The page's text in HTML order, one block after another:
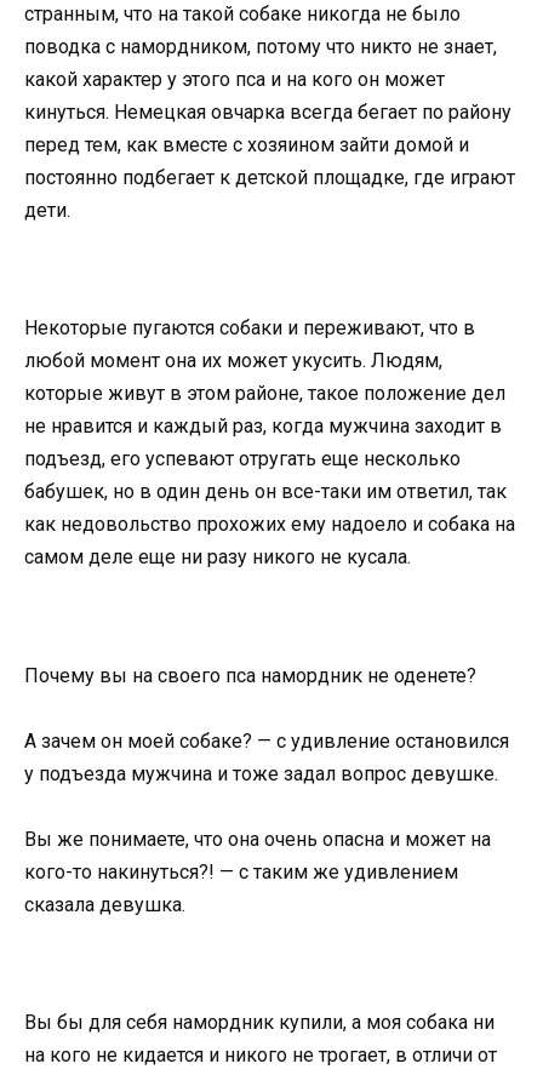
странным, что на такой собаке никогда не было
поводка с намордником, потому что никто не знает,
какой характер у этого пса и на кого он может
кинуться. Немецкая овчарка всегда бегает по району
перед тем, как вместе с хозяином зайти домой и
постоянно подбегает к детской площадке, где играют
дети.
Некоторые пугаются собаки и переживают, что в
любой момент она их может укусить. Людям,
которые живут в этом районе, такое положение дел
не нравится и каждый раз, когда мужчина заходит в
подъезд, его успевают отругать еще несколько
бабушек, но в один день он все-таки им ответил, так
как недовольство прохожих ему надоело и собака на
самом деле еще ни разу никого не кусала.
Почему вы на своего пса намордник не оденете?
А зачем он моей собаке? — с удивление остановился
у подъезда мужчина и тоже задал вопрос девушке.
Вы же понимаете, что она очень опасна и может на
кого-то накинуться?! — с таким же удивлением
сказала девушка.
Вы бы для себя намордник купили, а моя собака ни
на кого не кидается и никого не трогает, в отличи от